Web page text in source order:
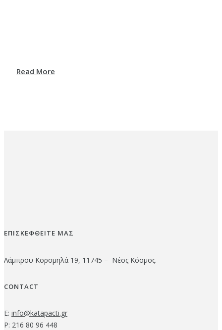
Read More
ΕΠΙΣΚΕΦΘΕΙΤΕ ΜΑΣ
Λάμπρου Κορομηλά 19, 11745 – Νέος Κόσμος.
CONTACT
E: info@katapacti.gr
P: 216 80 96 448